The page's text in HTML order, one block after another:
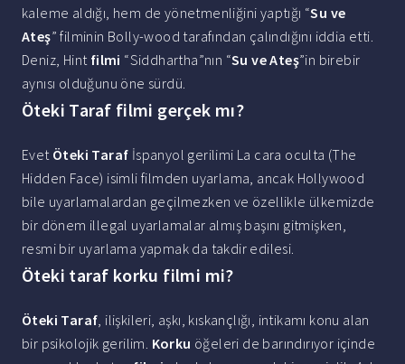
kaleme aldığı, hem de yönetmenliğini yaptığı “Su ve
Ateş” filminin Bolly-wood tarafından çalındığını iddia etti.
Deniz, Hint filmi “Siddhartha”nın “Su ve Ateş”in birebir
aynısı olduğunu öne sürdü.
Öteki Taraf filmi gerçek mı?
Evet Öteki Taraf İspanyol gerilimi La cara oculta (The
Hidden Face) isimli filmden uyarlama, ancak Hollywood
bile uyarlamalardan geçilmezken ve özellikle ülkemizde
bir dönem illegal uyarlamalar almış başını gitmişken,
resmi bir uyarlama yapmak da takdir edilesi.
Öteki taraf korku filmi mi?
Öteki Taraf, ilişkileri, aşkı, kıskançlığı, intikamı konu alan
bir psikolojik gerilim. Korku öğeleri de barındırıyor içinde